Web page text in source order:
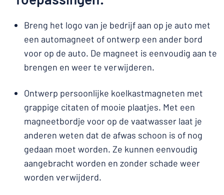
Breng het logo van je bedrijf aan op je auto met
een automagneet of ontwerp een ander bord
voor op de auto. De magneet is eenvoudig aan te
brengen en weer te verwijderen.
Ontwerp persoonlijke koelkastmagneten met
grappige citaten of mooie plaatjes. Met een
magneetbordje voor op de vaatwasser laat je
anderen weten dat de afwas schoon is of nog
gedaan moet worden. Ze kunnen eenvoudig
aangebracht worden en zonder schade weer
worden verwijderd.